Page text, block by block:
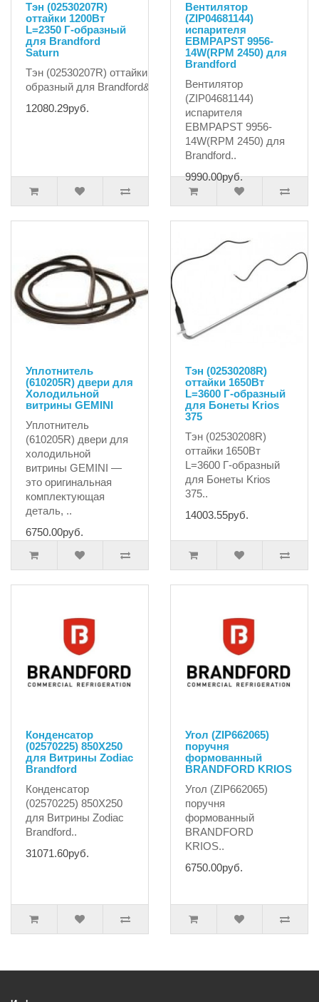
Тэн (02530207R)
оттайки 1200Вт
L=2350 Г-образный
для Brandford
Saturn
Тэн (02530207R) оттайки 1200Вт L=2350 Г-
образный для Brandford&nb..
12080.29руб.
Вентилятор
(ZIP04681144)
испарителя
ЕВMPAPST 9956-
14W(RPM 2450) для
Brandford
Вентилятор
(ZIP04681144)
испарителя
ЕВMPAPST 9956-
14W(RPM 2450) для
Brandford..
9990.00руб.
Уплотнитель
(610205R) двери для
Холодильной
витрины GEMINI
Уплотнитель
(610205R) двери для
холодильной
витрины GEMINI —
это оригинальная
комплектующая
деталь, ..
6750.00руб.
Тэн (02530208R)
оттайки 1650Вт
L=3600 Г-образный
для Бонеты Krios
375
Тэн (02530208R)
оттайки 1650Вт
L=3600 Г-образный
для Бонеты Krios
375..
14003.55руб.
Конденсатор
(02570225) 850X250
для Витрины Zodiac
Brandford
Конденсатор
(02570225) 850X250
для Витрины Zodiac
Brandford..
31071.60руб.
Угол (ZIP662065)
поручня
формованный
BRANDFORD KRIOS
Угол (ZIP662065)
поручня
формованный
BRANDFORD
KRIOS..
6750.00руб.